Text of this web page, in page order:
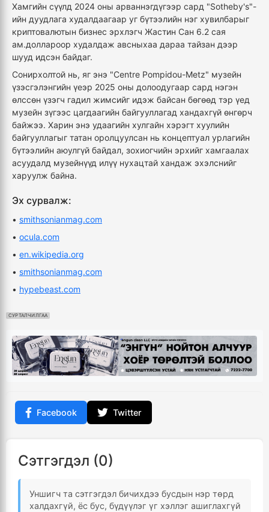
Хамгийн сүүлд 2024 оны арваннэгдүгээр сард "Sotheby's"-
ийн дуудлага худалдаагаар уг бүтээлийн нэг хувилбарыг
криптовалютын бизнес эрхлэгч Жастин Сан 6.2 сая
ам.доллароор худалдаж авсныхаа дараа тайзан дээр
шууд идсэн байдаг.
Сонирхолтой нь, яг энэ "Centre Pompidou-Metz" музейн
үзэсгэлэнгийн үеэр 2025 оны долоодугаар сард нэгэн
өлссөн үзэгч гадил жимсийг идэж байсан бөгөөд тэр үед
музейн зүгээс цагдаагийн байгууллагад хандахгүй өнгөрч
байжээ. Харин энэ удаагийн хулгайн хэрэгт хуулийн
байгууллагыг татан оролцуулсан нь концептуал урлагийн
бүтээлийн аюулгүй байдал, зохиогчийн эрхийг хамгаалах
асуудалд музейнүүд илүү нухацтай хандаж эхэлснийг
харуулж байна.
Эх сурвалж:
• smithsonianmag.com
• ocula.com
• en.wikipedia.org
• smithsonianmag.com
• hypebeast.com
СУРТАЛЧИЛГАА
Facebook Twitter
Сэтгэгдэл (0)
Уншигч та сэтгэгдэл бичихдээ бусдын нэр төрд
халдахгүй, ёс бус, бүдүүлэг үг хэллэг ашиглахгүй